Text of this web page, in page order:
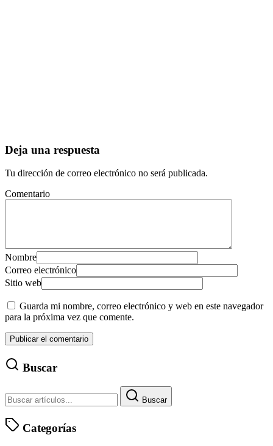
Deja una respuesta
Tu dirección de correo electrónico no será publicada.
Comentario
Nombre
Correo electrónico
Sitio web
Guarda mi nombre, correo electrónico y web en este navegador
para la próxima vez que comente.
Buscar
Buscar
Categorías